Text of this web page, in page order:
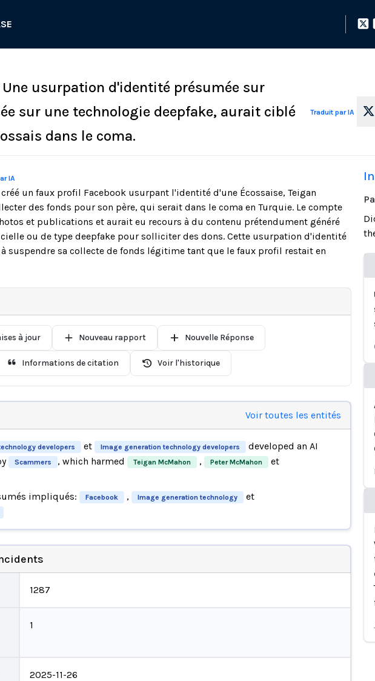
Une usurpation d'identité présumée sur
sur une technologie deepfake, aurait ciblé
dans le coma.
Traduit par IA
IA
un faux profil Facebook usurpant l'identité d'une Écossaise, Teigan
des fonds pour son père, qui serait dans le coma en Turquie. Le compte
et publications et aurait eu recours à du contenu prétendument généré
ou de type deepfake pour solliciter des dons. Cette usurpation d'identité
suspendre sa collecte de fonds légitime tant que le faux profil restait en
à jour Nouveau rapport Nouvelle Réponse
Informations de citation Voir l'historique
Voir toutes les entités
developers et Image generation technology developers
developed an AI
Scammers , which harmed Teigan McMahon , Peter McMahon et
impliqués:
Facebook , Image generation technology et
1287
1
2025-11-26